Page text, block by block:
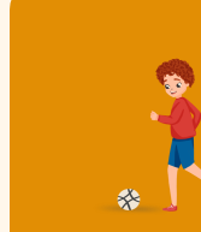
Talep Formu